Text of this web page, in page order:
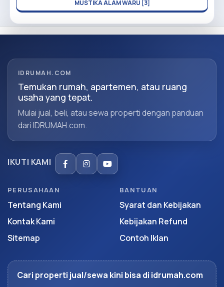
MUSTIKA ALAM WARU [3]
IDRUMAH.COM
Temukan rumah, apartemen, atau ruang
usaha yang tepat.
Mulai jual, beli, atau sewa properti dengan panduan
dari IDRUMAH.com.
IKUTI KAMI
PERUSAHAAN
Tentang Kami
Kontak Kami
Sitemap
BANTUAN
Syarat dan Kebijakan
Kebijakan Refund
Contoh Iklan
Cari properti jual/sewa kini bisa di idrumah.com